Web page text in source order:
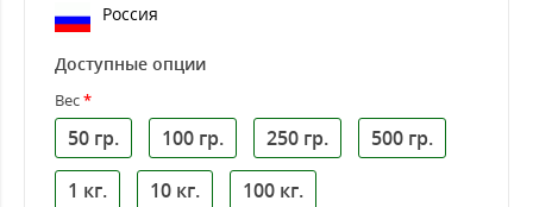
Россия
Доступные опции
Вес
50 гр. 100 гр. 250 гр.
500 гр.
1 кг.
10 кг. 100 кг.